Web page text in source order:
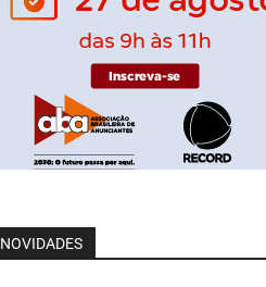
NOVIDADES